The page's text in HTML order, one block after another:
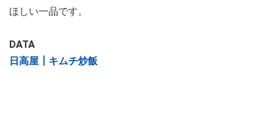
ほしい一品です。
DATA
日高屋┃キムチ炒飯